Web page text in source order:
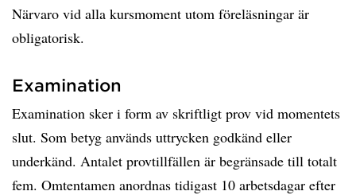
Närvaro vid alla kursmoment utom föreläsningar är
obligatorisk.
Examination
Examination sker i form av skriftligt prov vid momentets
slut. Som betyg används uttrycken godkänd eller
underkänd. Antalet provtillfällen är begränsade till totalt
fem. Omtentamen anordnas tidigast 10 arbetsdagar efter